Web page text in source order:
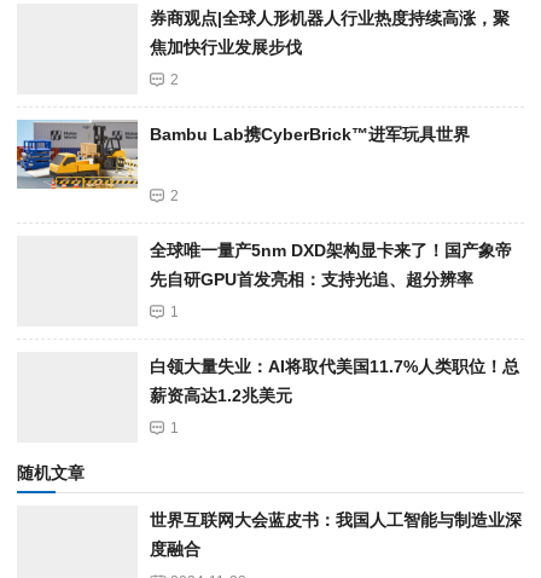
券商观点|全球人形机器人行业热度持续高涨，聚
焦加快行业发展步伐
2
Bambu Lab携Cyber​​Brick™进军玩具世界
2
全球唯一量产5nm DXD架构显卡来了！国产象帝
先自研GPU首发亮相：支持光追、超分辨率
1
白领大量失业：AI将取代美国11.7%人类职位！总
薪资高达1.2兆美元
1
随机文章
世界互联网大会蓝皮书：我国人工智能与制造业深
度融合